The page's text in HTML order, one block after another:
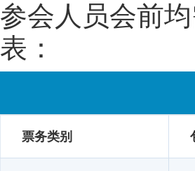
参会人员会前
表：
票务类别